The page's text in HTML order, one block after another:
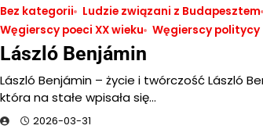
Bez kategorii
Ludzie związani z Budapesztem
Węgierscy poeci XX wieku
Węgierscy politycy
László Benjámin
László Benjámin – życie i twórczość László
która na stałe wpisała się…
2026-03-31